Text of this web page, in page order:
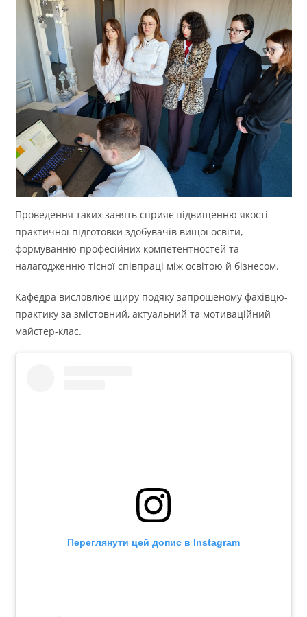
Проведення таких занять сприяє підвищенню якості
практичної підготовки здобувачів вищої освіти,
формуванню професійних компетентностей та
налагодженню тісної співпраці між освітою й бізнесом.
Кафедра висловлює щиру подяку запрошеному фахівцю-
практику за змістовний, актуальний та мотиваційний
майстер-клас.
Переглянути цей допис в Instagram